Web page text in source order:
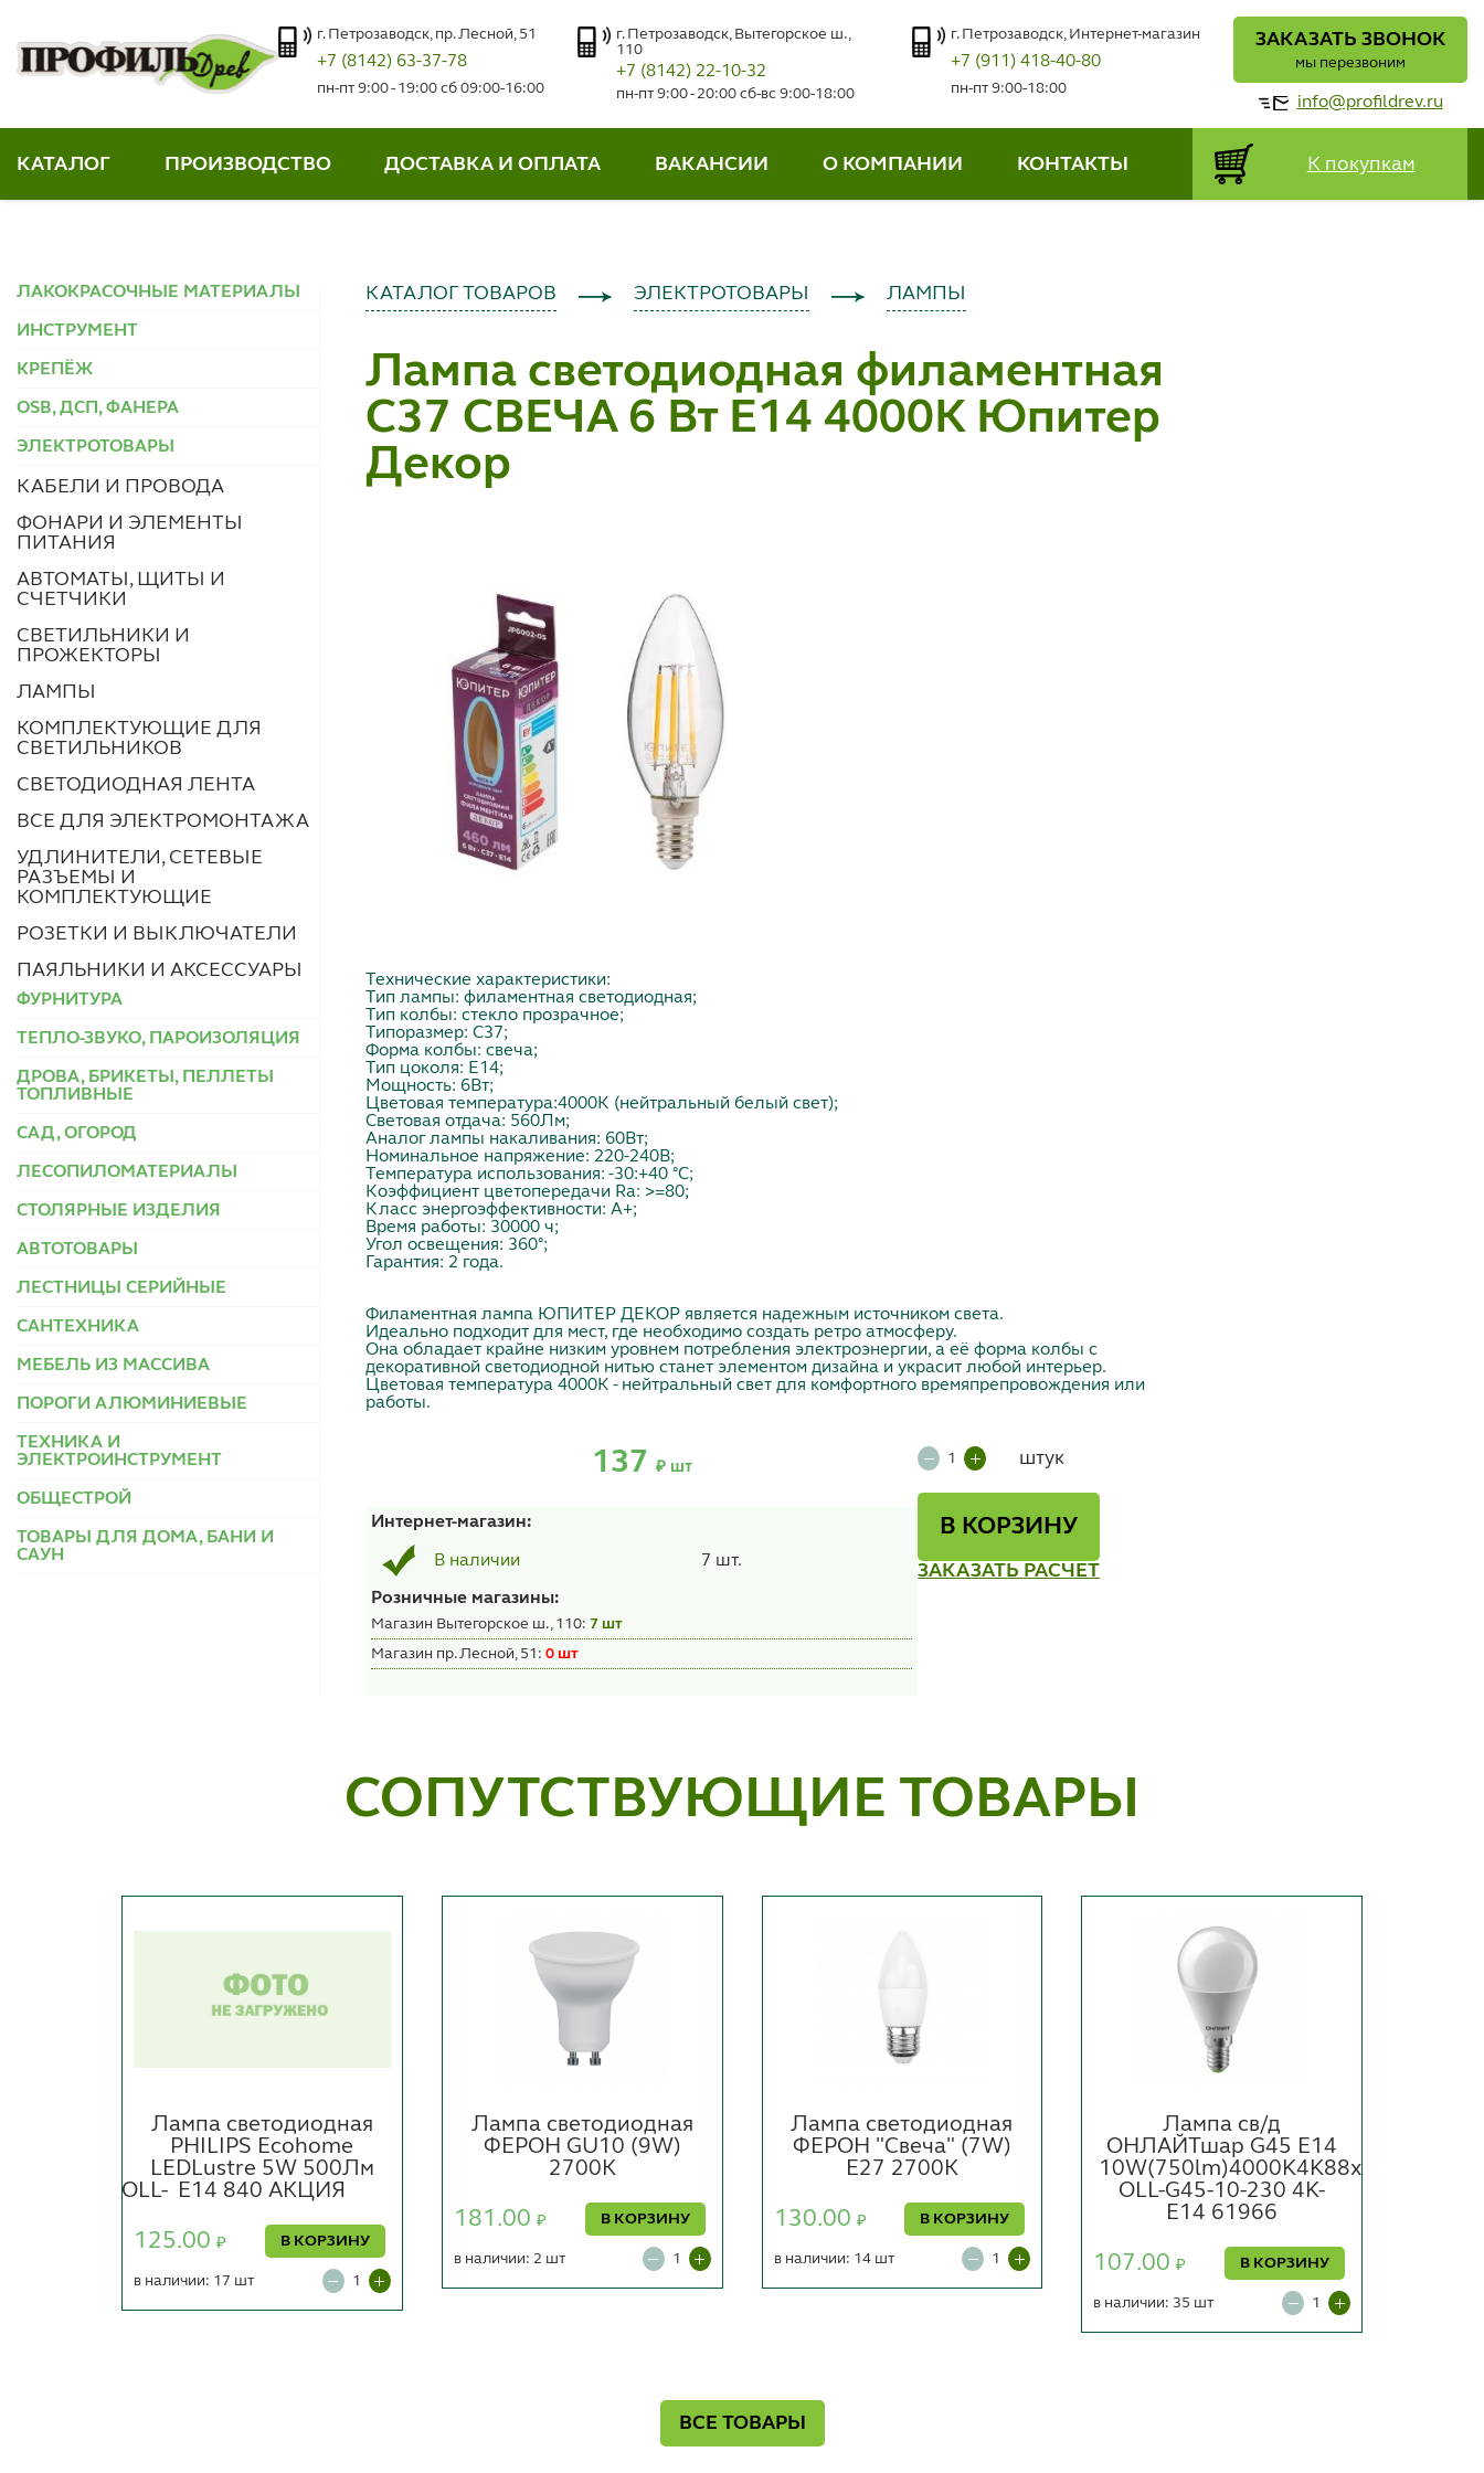
г. Петрозаводск, пр. Лесной, 51
+7 (8142) 63-37-78
пн-пт 9:00 - 19:00 сб 09:00-16:00
г. Петрозаводск, Вытегорское ш.,
110
+7 (8142) 22-10-32
пн-пт 9:00 - 20:00 сб-вс 9:00-18:00
г. Петрозаводск, Интернет-магазин
+7 (911) 418-40-80
пн-пт 9:00-18:00
ЗАКАЗАТЬ ЗВОНОК
мы перезвоним
info@profildrev.ru
КАТАЛОГ ПРОИЗВОДСТВО ДОСТАВКА И ОПЛАТА ВАКАНСИИ О КОМПАНИИ КОНТАКТЫ К покупкам
ЛАКОКРАСОЧНЫЕ МАТЕРИАЛЫ
ИНСТРУМЕНТ
КРЕПЁЖ
OSB, ДСП, ФАНЕРА
ЭЛЕКТРОТОВАРЫ
КАБЕЛИ И ПРОВОДА
ФОНАРИ И ЭЛЕМЕНТЫ
ПИТАНИЯ
АВТОМАТЫ, ЩИТЫ И
СЧЕТЧИКИ
СВЕТИЛЬНИКИ И
ПРОЖЕКТОРЫ
ЛАМПЫ
КОМПЛЕКТУЮЩИЕ ДЛЯ
СВЕТИЛЬНИКОВ
СВЕТОДИОДНАЯ ЛЕНТА
ВСЕ ДЛЯ ЭЛЕКТРОМОНТАЖА
УДЛИНИТЕЛИ, СЕТЕВЫЕ
РАЗЪЕМЫ И
КОМПЛЕКТУЮЩИЕ
РОЗЕТКИ И ВЫКЛЮЧАТЕЛИ
ПАЯЛЬНИКИ И АКСЕССУАРЫ
ФУРНИТУРА
ТЕПЛО-ЗВУКО, ПАРОИЗОЛЯЦИЯ
ДРОВА, БРИКЕТЫ, ПЕЛЛЕТЫ
ТОПЛИВНЫЕ
САД, ОГОРОД
ЛЕСОПИЛОМАТЕРИАЛЫ
СТОЛЯРНЫЕ ИЗДЕЛИЯ
АВТОТОВАРЫ
ЛЕСТНИЦЫ СЕРИЙНЫЕ
САНТЕХНИКА
МЕБЕЛЬ ИЗ МАССИВА
ПОРОГИ АЛЮМИНИЕВЫЕ
ТЕХНИКА И
ЭЛЕКТРОИНСТРУМЕНТ
ОБЩЕСТРОЙ
ТОВАРЫ ДЛЯ ДОМА, БАНИ И
САУН
КАТАЛОГ ТОВАРОВ ЭЛЕКТРОТОВАРЫ ЛАМПЫ
Лампа светодиодная филаментная
C37 СВЕЧА 6 Вт E14 4000К Юпитер
Декор
Технические характеристики:
Тип лампы: филаментная светодиодная;
Тип колбы: стекло прозрачное;
Типоразмер: С37;
Форма колбы: свеча;
Тип цоколя: E14;
Мощность: 6Вт;
Цветовая температура:4000К (нейтральный белый свет);
Световая отдача: 560Лм;
Аналог лампы накаливания: 60Вт;
Номинальное напряжение: 220-240В;
Температура использования: -30:+40 °C;
Коэффициент цветопередачи Ra: >=80;
Класс энергоэффективности: А+;
Время работы: 30000 ч;
Угол освещения: 360°;
Гарантия: 2 года.
Филаментная лампа ЮПИТЕР ДЕКОР является надежным источником света.
Идеально подходит для мест, где необходимо создать ретро атмосферу.
Она обладает крайне низким уровнем потребления электроэнергии, а её форма колбы с
декоративной светодиодной нитью станет элементом дизайна и украсит любой интерьер.
Цветовая температура 4000К - нейтральный свет для комфортного времяпрепровождения или
работы.
137 ₽ шт
Интернет-магазин:
В наличии 7 шт.
Розничные магазины:
Магазин Вытегорское ш., 110:7 шт
Магазин пр. Лесной, 51:0 шт
штук
В КОРЗИНУ
ЗАКАЗАТЬ РАСЧЕТ
СОПУТСТВУЮЩИЕ ТОВАРЫ
Лампа светодиодная
PHILIPS Ecohome
LEDLustre 5W 500Лм
E14 840 АКЦИЯ
125.00 ₽ В КОРЗИНУ
в наличии: 17 шт
Лампа светодиодная
ФЕРОН GU10 (9W)
2700К
181.00 ₽ В КОРЗИНУ
в наличии: 2 шт
Лампа светодиодная
ФЕРОН "Свеча" (7W)
Е27 2700К
130.00 ₽ В КОРЗИНУ
в наличии: 14 шт
Лампа св/д
ОНЛАЙТшар G45 E14
10W(750lm)4000K4K88х46
OLL-G45-10-230 4K-
E14 61966
107.00₽ В КОРЗИНУ
в наличии: 35 шт
ВСЕ ТОВАРЫ